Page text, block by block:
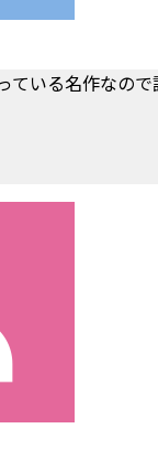
いる名作なので